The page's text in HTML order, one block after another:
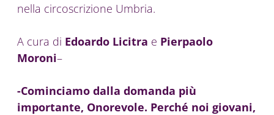
nella circoscrizione Umbria.
A cura di Edoardo Licitra e Pierpaolo
Moroni–
-Cominciamo dalla domanda più
importante, Onorevole. Perché noi giovani,